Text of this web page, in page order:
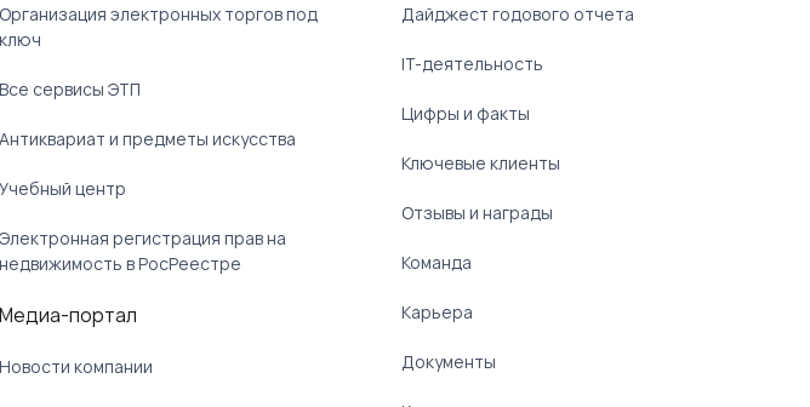
Организация электронных торгов под
ключ
Все сервисы ЭТП
Антиквариат и предметы искусства
Учебный центр
Электронная регистрация прав на
недвижимость в РосРеестре
Медиа-портал
Новости компании
Дайджест годового отчета
IT-деятельность
Цифры и факты
Ключевые клиенты
Отзывы и награды
Команда
Карьера
Документы